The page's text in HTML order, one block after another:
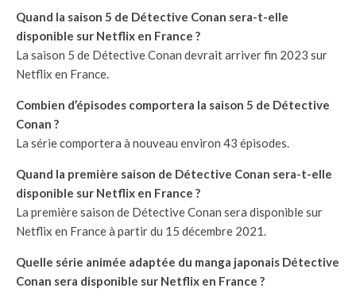
Quand la saison 5 de Détective Conan sera-t-elle
disponible sur Netflix en France ?
La saison 5 de Détective Conan devrait arriver fin 2023 sur
Netflix en France.
Combien d’épisodes comportera la saison 5 de Détective
Conan ?
La série comportera à nouveau environ 43 épisodes.
Quand la première saison de Détective Conan sera-t-elle
disponible sur Netflix en France ?
La première saison de Détective Conan sera disponible sur
Netflix en France à partir du 15 décembre 2021.
Quelle série animée adaptée du manga japonais Détective
Conan sera disponible sur Netflix en France ?